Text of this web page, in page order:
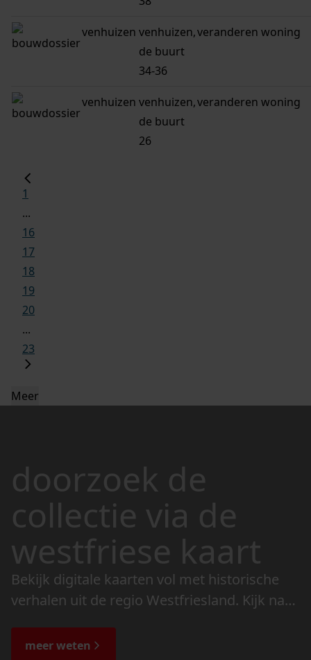
venhuizen venhuizen,
de buurt
34-36
veranderen woning
venhuizen venhuizen,
de buurt
26
veranderen woning
1
...
16
17
18
19
20
...
23
Meer
doorzoek de
collectie via de
westfriese kaart
Bekijk digitale kaarten vol met historische
verhalen uit de regio Westfriesland. Kijk naar
de bijzondere verhalen.
meer weten